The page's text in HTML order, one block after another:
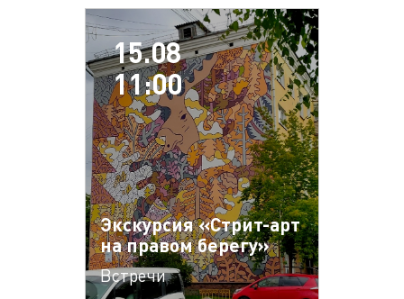
15.08
11:00
Экскурсия «Стрит-арт
на правом берегу»
Встречи